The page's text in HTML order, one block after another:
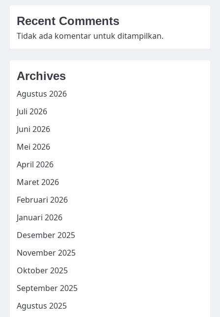
Recent Comments
Tidak ada komentar untuk ditampilkan.
Archives
Agustus 2026
Juli 2026
Juni 2026
Mei 2026
April 2026
Maret 2026
Februari 2026
Januari 2026
Desember 2025
November 2025
Oktober 2025
September 2025
Agustus 2025